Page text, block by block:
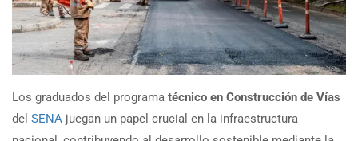
Los graduados del programa técnico en Construcción de Vías
del SENA juegan un papel crucial en la infraestructura